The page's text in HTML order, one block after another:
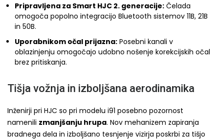
Pripravljena za Smart HJC 2. generacije: Čelada
omogoča popolno integracijo Bluetooth sistemov 11B, 21B
in 50B.
Uporabnikom očal prijazna: Posebni kanali v
oblazinjenju omogočajo udobno nošenje korekcijskih očal
brez pritiskanja.
Tišja vožnja in izboljšana aerodinamika
Inženirji pri HJC so pri modelu i91 posebno pozornost
namenili zmanjšanju hrupa. Nov mehanizem zapiranja
bradnega dela in izboljšano tesnjenje vizirja poskrbi za tišjo